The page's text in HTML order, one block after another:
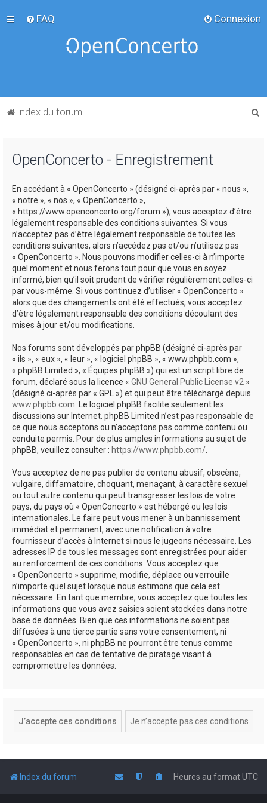
FAQ Connexion
Index du forum
OpenConcerto - Enregistrement
En accédant à « OpenConcerto » (désigné ci-après par « nous »,
« notre », « nos », « OpenConcerto »,
« https://www.openconcerto.org/forum »), vous acceptez d’être
légalement responsable des conditions suivantes. Si vous
n’acceptez pas d’être légalement responsable de toutes les
conditions suivantes, alors n’accédez pas et/ou n’utilisez pas
« OpenConcerto ». Nous pouvons modifier celles-ci à n’importe
quel moment et nous ferons tout pour que vous en soyez
informé, bien qu’il soit prudent de vérifier régulièrement celles-ci
par vous-même. Si vous continuez d’utiliser « OpenConcerto »
alors que des changements ont été effectués, vous acceptez
d’être légalement responsable des conditions découlant des
mises à jour et/ou modifications.
Nos forums sont développés par phpBB (désigné ci-après par
« ils », « eux », « leur », « logiciel phpBB », « www.phpbb.com »,
« phpBB Limited », « Équipes phpBB ») qui est un script libre de
forum, déclaré sous la licence « GNU General Public License v2 »
(désigné ci-après par « GPL ») et qui peut être téléchargé depuis
www.phpbb.com. Le logiciel phpBB facilite seulement les
discussions sur Internet. phpBB Limited n’est pas responsable de
ce que nous acceptons ou n’acceptons pas comme contenu ou
conduite permis. Pour de plus amples informations au sujet de
phpBB, veuillez consulter : https://www.phpbb.com/.
Vous acceptez de ne pas publier de contenu abusif, obscène,
vulgaire, diffamatoire, choquant, menaçant, à caractère sexuel
ou tout autre contenu qui peut transgresser les lois de votre
pays, du pays où « OpenConcerto » est hébergé ou les lois
internationales. Le faire peut vous mener à un bannissement
immédiat et permanent, avec une notification à votre
fournisseur d’accès à Internet si nous le jugeons nécessaire. Les
adresses IP de tous les messages sont enregistrées pour aider
au renforcement de ces conditions. Vous acceptez que
« OpenConcerto » supprime, modifie, déplace ou verrouille
n’importe quel sujet lorsque nous estimons que cela est
nécessaire. En tant que membre, vous acceptez que toutes les
informations que vous avez saisies soient stockées dans notre
base de données. Bien que ces informations ne soient pas
diffusées à une tierce partie sans votre consentement, ni
« OpenConcerto », ni phpBB ne pourront être tenus comme
responsables en cas de tentative de piratage visant à
compromettre les données.
Index du forum Heures au formatUTC